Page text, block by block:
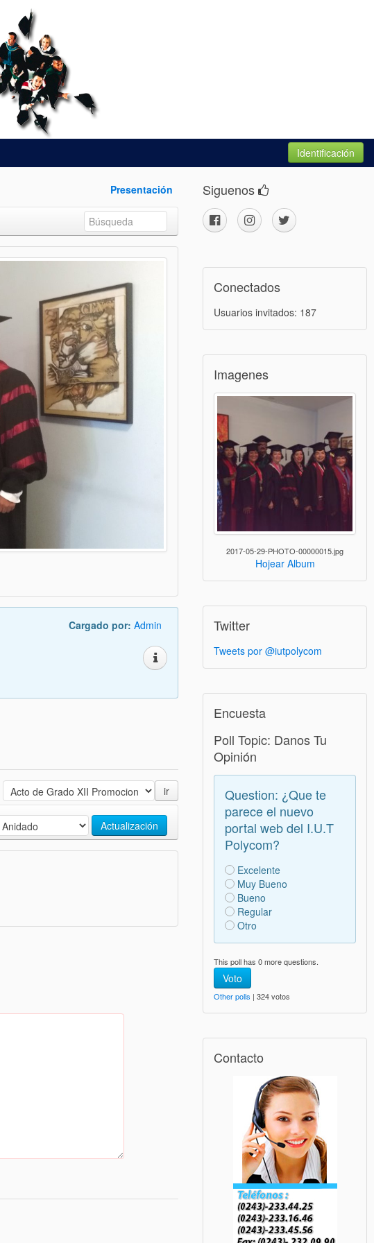
Identificación
Presentación
Cargado por: Admin
ir
Actualización
Siguenos
Conectados
Usuarios invitados: 187
Imagenes
2017-05-29-PHOTO-00000015.jpg
Hojear Album
Twitter
Tweets por @iutpolycom
Encuesta
Poll Topic: Danos Tu
Opinión
Question: ¿Que te
parece el nuevo
portal web del I.U.T
Polycom?
Excelente
Muy Bueno
Bueno
Regular
Otro
This poll has 0 more questions.
Voto
Other polls | 324 votos
Contacto